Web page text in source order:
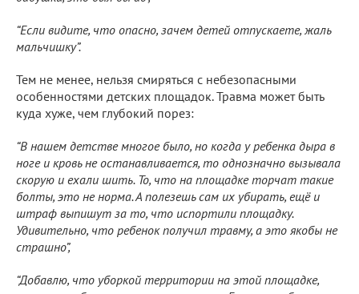
“Если видите, что опасно, зачем детей отпускаете, жаль
мальчишку”.
Тем не менее, нельзя смиряться с небезопасными
особенностями детских площадок. Травма может быть
куда хуже, чем глубокий порез:
“В нашем детстве многое было, но когда у ребенка дыра в
ноге и кровь не останавливается, то однозначно вызывала
скорую и ехали шить. То, что на площадке торчат такие
болты, это не норма. А полезешь сам их убирать, ещё и
штраф выпишут за то, что испортили площадку.
Удивительно, что ребенок получил травму, а это якобы не
страшно”,
“Добавлю, что уборкой территории на этой площадке,